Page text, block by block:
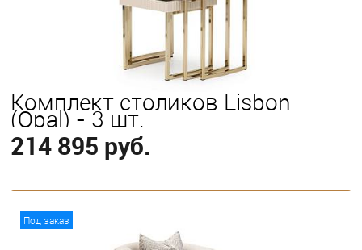
Комплект столиков Lisbon
(Opal) - 3 шт.
214 895 руб.
Под заказ